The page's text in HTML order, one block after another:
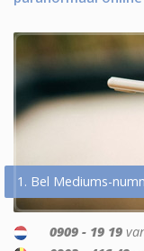
1. Bel Mediums-
0909 - 19 19